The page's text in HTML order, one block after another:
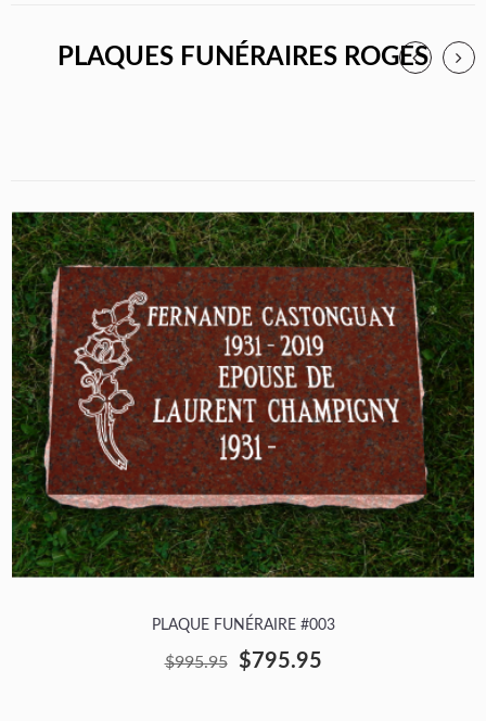
PLAQUES FUNÉRAIRES ROGES
PLAQUE FUNÉRAIRE #003
$995.95 $795.95